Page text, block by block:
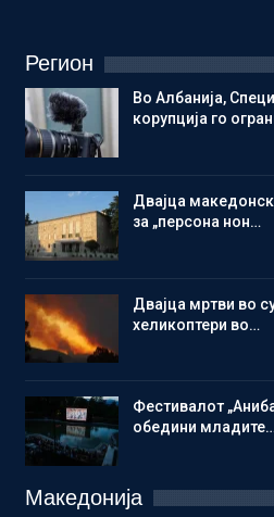
Регион
Во Албанија,
корупција го
Двајца
за „персона нон…
Двајца мртви во
хеликоптери во…
Фестивалот
обедини
Македонија